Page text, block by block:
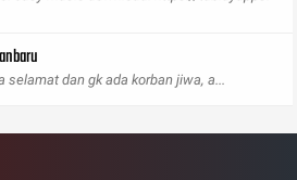
selamat dan gk ada korban jiwa, a...